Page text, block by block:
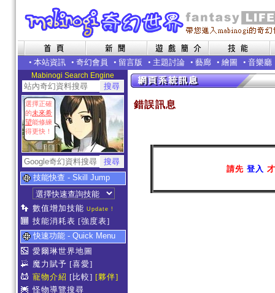
• 本站資訊 • 奇幻會員 • 留言版 • 主題討論 • 藝廊 • 繪圖 • 音樂廳
Mabinogi Search Engine
選擇正確
的未來希
望能修練
得更快！
技能快查 - Skill Jump
數值增加技能 Update !
技能消耗表 [強度表]
快速功能 - Quick Menu
愛爾琳世界地圖
魔力賦予 [喜愛]
寵物介紹 [比較] [夥伴]
怪物導覽搜尋
錯誤訊息
請先 登入